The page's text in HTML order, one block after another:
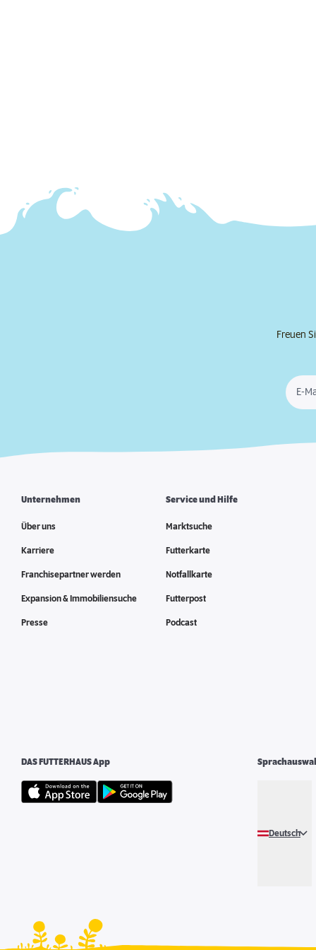
Freuen
E-
Unternehmen
Über uns
Karriere
Franchisepartner werden
Expansion & Immobiliensuche
Presse
Service und Hilfe
Marktsuche
Futterkarte
Notfallkarte
Futterpost
Podcast
DAS FUTTERHAUS App
Deutsch